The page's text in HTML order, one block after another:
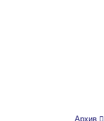
Архив